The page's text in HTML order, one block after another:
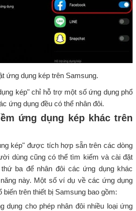
ứng dụng kép trên Samsung.
kép" chỉ hỗ trợ một số ứng dụng phổ
ứng dụng đều có thể nhân đôi.
ứng dụng kép khác trên
kép" được tích hợp sẵn trên các dòng
dùng cũng có thể tìm kiếm và cài đặt
ba để nhân đôi các ứng dụng khác
này. Một số ví dụ về các ứng dụng
biến trên thiết bị Samsung bao gồm:
dụng cho phép nhân đôi nhiều loại ứng